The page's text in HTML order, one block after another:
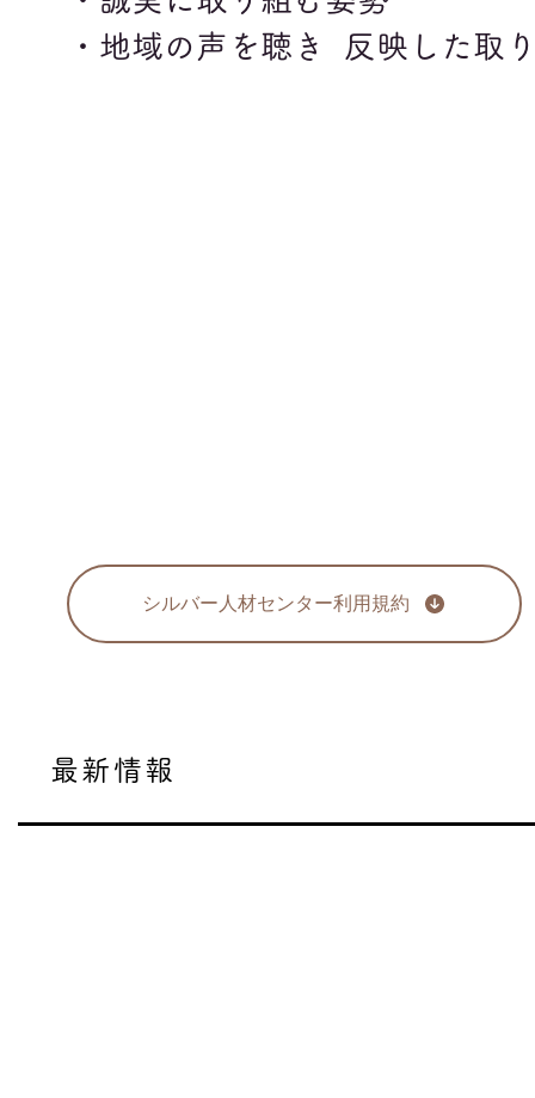
・地域の声を聴き 反映した取
シルバー人材センター利用規約
最新情報